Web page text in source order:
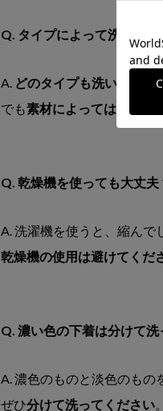
Q. タイプによって洗い方に
A. どのタイプも洗い方は一
でも素材によっては洗濯機
Q. 乾燥機を使っても大丈夫
A. 洗濯機を使うと、縮んで
乾燥機の使用は避けてくだ
Q. 濃い色の下着は分けて
A. 濃色のものと淡色のもの
ぜひ分けて洗ってください